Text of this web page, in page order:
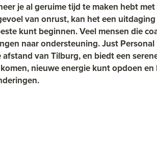
je al geruime tijd te maken hebt
van onrust, kan het een
kunt beginnen. Veel mensen die
naar ondersteuning. Just
afstand van Tilburg, en biedt een
nieuwe energie kunt opdoen